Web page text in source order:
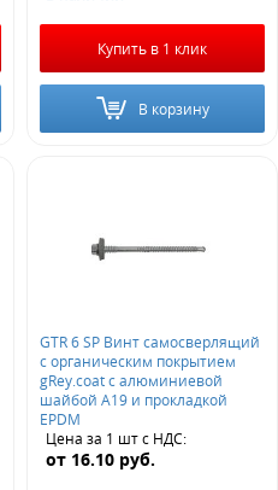
Купить в 1 клик
В корзину
GTR 6 SP Винт самосверлящий
с органическим покрытием
gRey.coat с алюминиевой
шайбой А19 и прокладкой
EPDM
Цена за 1 штс НДС:
от 16.10 руб.